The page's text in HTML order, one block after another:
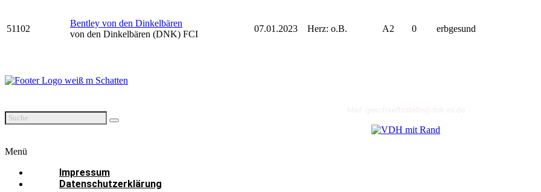
51102
Bentley von den Dinkelbären
von den Dinkelbären (DNK) FCI
07.01.2023 Herz: o.B. A2 0 erbgesund
Menü
Impressum
Datenschutzerklärung